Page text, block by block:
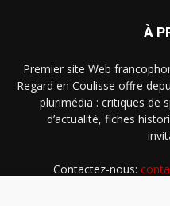
À
Premier site Web
Regard en Coulisse offre
plurimédia : critiques de
d’actualité, fiches
Contactez-nous: